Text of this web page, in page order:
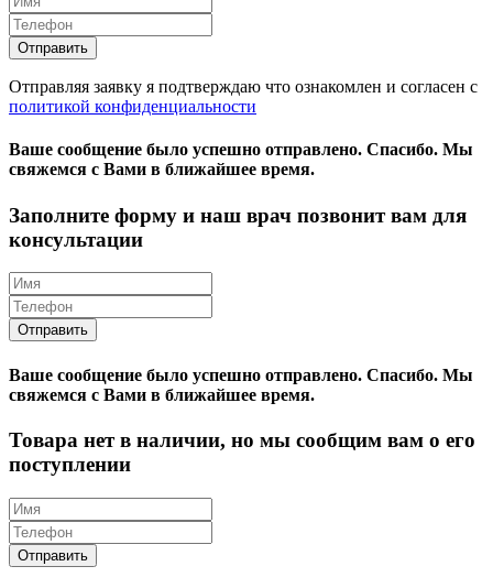
Отправляя заявку я подтверждаю что ознакомлен и согласен с
политикой конфиденциальности
Ваше сообщение было успешно отправлено. Спасибо. Mы
свяжемся с Вами в ближайшее время.
Заполните форму и наш врач позвонит вам для
консультации
Ваше сообщение было успешно отправлено. Спасибо. Mы
свяжемся с Вами в ближайшее время.
Товара нет в наличии, но мы сообщим вам о его
поступлении